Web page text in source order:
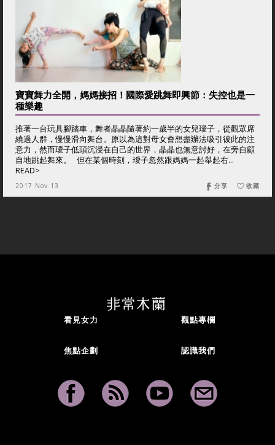
寶寶舞力全開，媽媽接招！國際愛跳舞即興節：失控也是一
種樂趣
推著一台玩具腳踏車，舞者晶晶隨著約一歲半的女兒璦子，從觀眾席
繞過人群，慢慢滑向舞台。原以為這對母女會想盡辦法吸引彼此的注
意力，然而璦子低頭沉浸在自己的世界，晶晶也無意討好，在旁自顧
自地跳起舞來。 但在某個時刻，璦子忽然跟媽媽一起舉起右...
READ>
2017 Nov 13 收藏
分享
看見女力 觀點專欄
焦點企劃 認識我們